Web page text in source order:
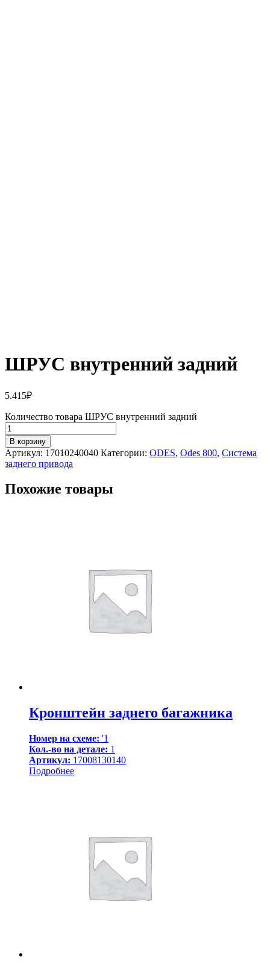
ШРУС внутренний задний
5.415₽
Количество товара ШРУС внутренний задний
В корзину
Артикул: 17010240040 Категории: ODES, Odes 800, Система
заднего привода
Похожие товары
Кронштейн заднего багажника
Номер на схеме: '1
Кол.-во на детале: 1
Артикул: 17008130140
Подробнее